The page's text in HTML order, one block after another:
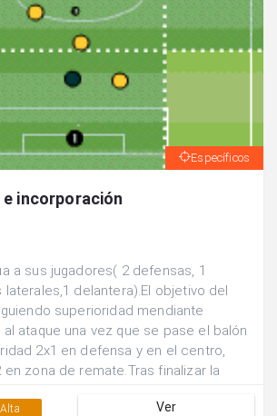
Específicos
incorporación
a sus jugadores( 2 defensas, 1
delantera).El objetivo del
superioridad mendiante
ataque una vez que se pase el balón
2x1 en defensa y en el centro,
zona de remate.Tras finalizar la
el juego de manera continuada.
Alta Ver